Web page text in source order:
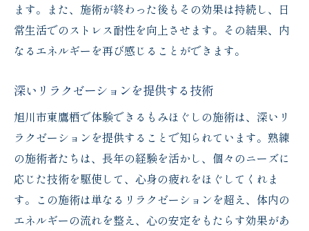
ます。また、施術が終わった後もその効果は持続し、日
常生活でのストレス耐性を向上させます。その結果、内
なるエネルギーを再び感じることができます。
深いリラクゼーションを提供する技術
旭川市東鷹栖で体験できるもみほぐしの施術は、深いリ
ラクゼーションを提供することで知られています。熟練
の施術者たちは、長年の経験を活かし、個々のニーズに
応じた技術を駆使して、心身の疲れをほぐしてくれま
す。この施術は単なるリラクゼーションを超え、体内の
エネルギーの流れを整え、心の安定をもたらす効果があ